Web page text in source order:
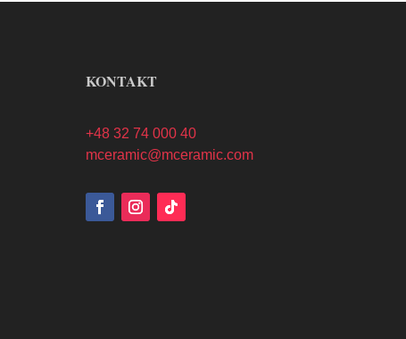
KONTAKT
+48 32 74 000 40
mceramic@mceramic.com